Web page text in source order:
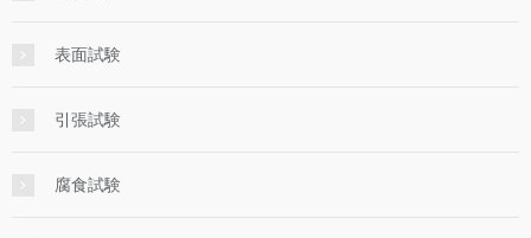
表面試験
引張試験
腐食試験